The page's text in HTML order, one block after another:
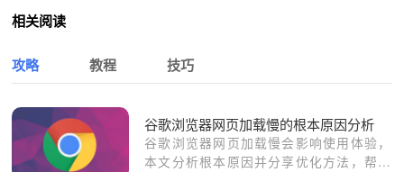
相关阅读
攻略 教程 技巧
谷歌浏览器网页加载慢的根本原因分析
谷歌浏览器网页加载慢会影响使用体验，
本文分析根本原因并分享优化方法，帮助